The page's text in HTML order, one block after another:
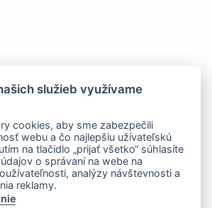
služieb využívame
cookies, aby sme zabezpečili
webu a čo najlepšiu užívateľskú
na tlačidlo „prijať všetko“ súhlasíte
o správaní na webe na
analýzy návštevnosti a
reklamy.